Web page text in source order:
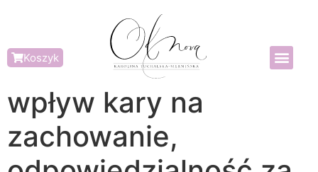
Koszyk
wpływ kary na
zachowanie,